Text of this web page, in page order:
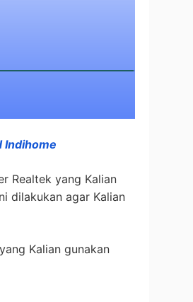
Indihome
Realtek yang Kalian
dilakukan agar Kalian
Kalian gunakan